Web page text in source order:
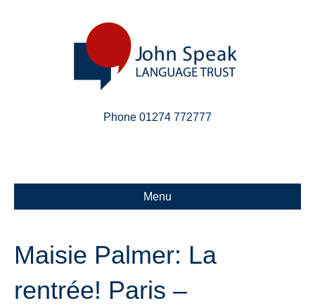
Phone 01274 772777
Menu
Maisie Palmer: La
rentrée! Paris –